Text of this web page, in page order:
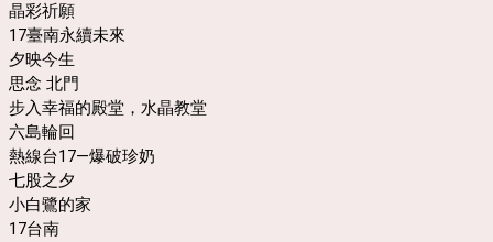
晶彩祈願
17臺南永續未來
夕映今生
思念 北門
步入幸福的殿堂，水晶教堂
六島輪回
熱線台17—爆破珍奶
七股之夕
小白鷺的家
17台南